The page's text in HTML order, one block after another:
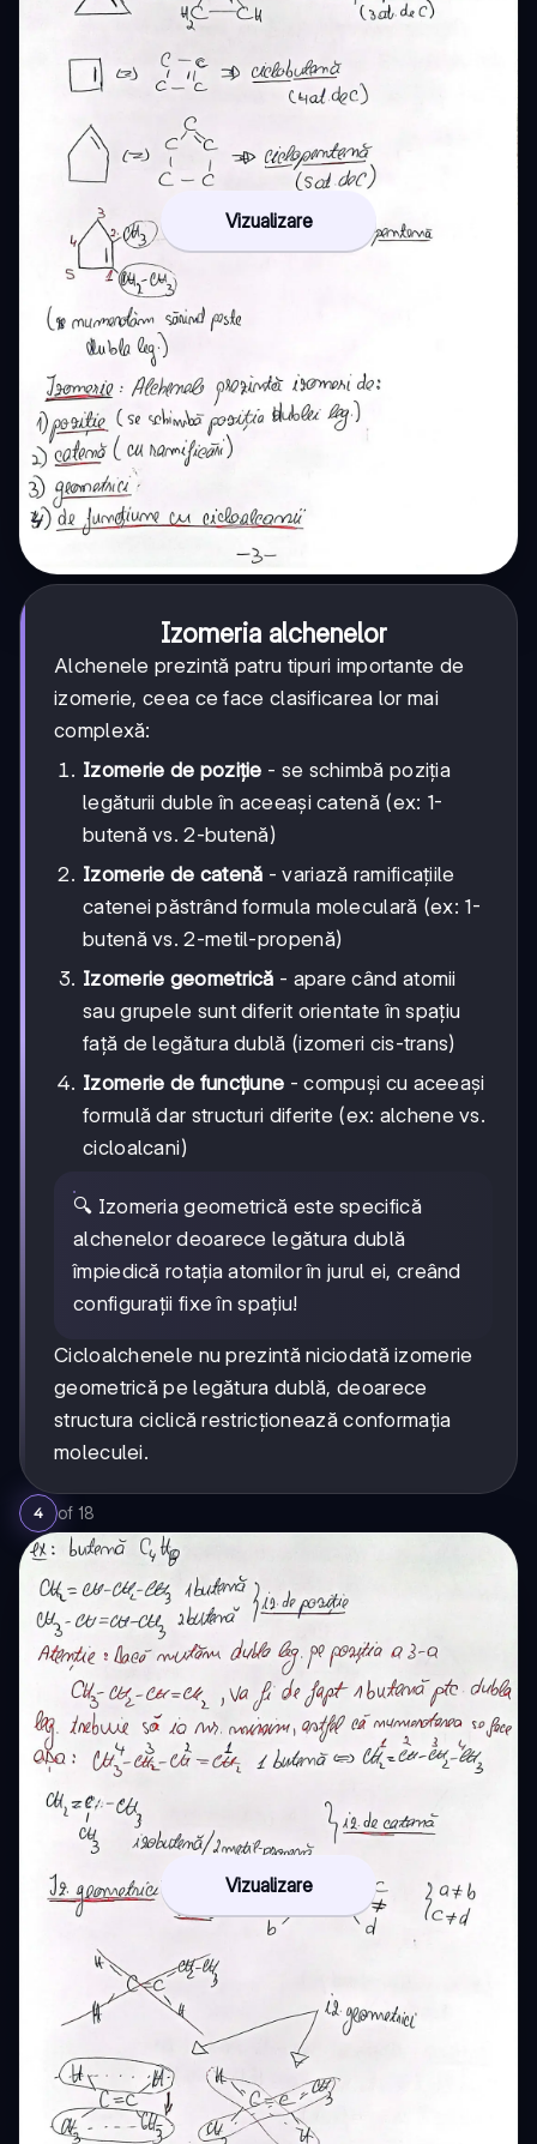
Vizualizare
Izomeria alchenelor
Alchenele prezintă patru tipuri importante de
izomerie, ceea ce face clasificarea lor mai
complexă:
Izomerie de poziție - se schimbă poziția
legăturii duble în aceeași catenă (ex: 1-
butenă vs. 2-butenă)
Izomerie de catenă - variază ramificațiile
catenei păstrând formula moleculară (ex: 1-
butenă vs. 2-metil-propenă)
Izomerie geometrică - apare când atomii
sau grupele sunt diferit orientate în spațiu
față de legătura dublă (izomeri cis-trans)
Izomerie de funcțiune - compuși cu aceeași
formulă dar structuri diferite (ex: alchene vs.
cicloalcani)
🔍 Izomeria geometrică este specifică
alchenelor deoarece legătura dublă
împiedică rotația atomilor în jurul ei, creând
configurații fixe în spațiu!
Cicloalchenele nu prezintă niciodată izomerie
geometrică pe legătura dublă, deoarece
structura ciclică restricționează conformația
moleculei.
4 of 18
Vizualizare